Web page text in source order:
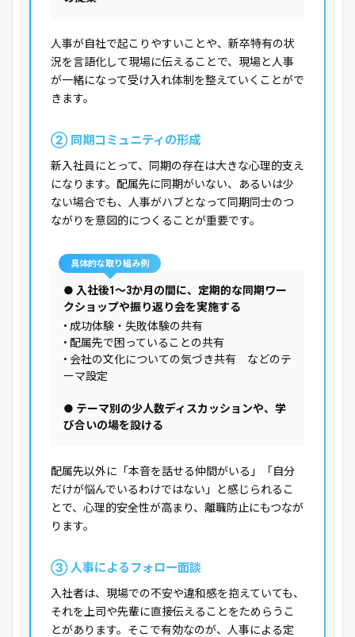
人事が自社で起こりやすいことや、新卒特有の状
況を言語化して現場に伝えることで、現場と人事
が一緒になって受け入れ体制を整えていくことがで
きます。
② 同期コミュニティの形成
新入社員にとって、同期の存在は大きな心理的支え
になります。配属先に同期がいない、あるいは少
ない場合でも、人事がハブとなって同期同士のつ
ながりを意図的につくることが重要です。
具体的な取り組み例
● 入社後1〜3か月の間に、定期的な同期ワー
クショップや振り返り会を実施する
• 成功体験・失敗体験の共有
• 配属先で困っていることの共有
• 会社の文化についての気づき共有 などのテ
ーマ設定
● テーマ別の少人数ディスカッションや、学
び合いの場を設ける
配属先以外に「本音を話せる仲間がいる」「自分
だけが悩んでいるわけではない」と感じられるこ
とで、心理的安全性が高まり、離職防止にもつなが
ります。
③ 人事によるフォロー面談
入社者は、現場での不安や違和感を抱えていても、
それを上司や先輩に直接伝えることをためらうこ
とがあります。そこで有効なのが、人事による定